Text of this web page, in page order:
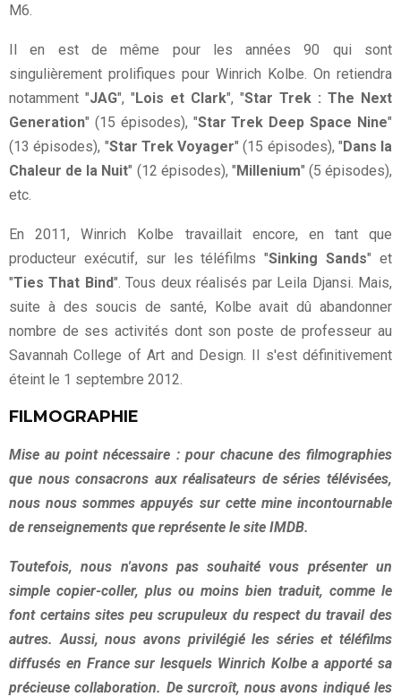
M6.
Il en est de même pour les années 90 qui sont
singulièrement prolifiques pour Winrich Kolbe. On retiendra
notamment "JAG", "Lois et Clark", "Star Trek : The Next
Generation" (15 épisodes), "Star Trek Deep Space Nine"
(13 épisodes), "Star Trek Voyager" (15 épisodes), "Dans la
Chaleur de la Nuit" (12 épisodes), "Millenium" (5 épisodes),
etc.
En 2011, Winrich Kolbe travaillait encore, en tant que
producteur exécutif, sur les téléfilms "Sinking Sands" et
"Ties That Bind". Tous deux réalisés par Leila Djansi. Mais,
suite à des soucis de santé, Kolbe avait dû abandonner
nombre de ses activités dont son poste de professeur au
Savannah College of Art and Design. Il s'est définitivement
éteint le 1 septembre 2012.
FILMOGRAPHIE
Mise au point nécessaire : pour chacune des filmographies
que nous consacrons aux réalisateurs de séries télévisées,
nous nous sommes appuyés sur cette mine incontournable
de renseignements que représente le site IMDB.
Toutefois, nous n'avons pas souhaité vous présenter un
simple copier-coller, plus ou moins bien traduit, comme le
font certains sites peu scrupuleux du respect du travail des
autres. Aussi, nous avons privilégié les séries et téléfilms
diffusés en France sur lesquels Winrich Kolbe a apporté sa
précieuse collaboration. De surcroît, nous avons indiqué les